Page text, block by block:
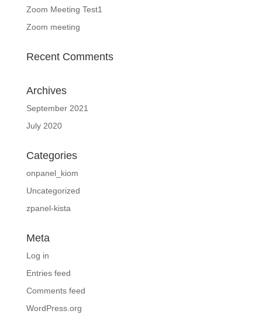
Zoom Meeting Test1
Zoom meeting
Recent Comments
Archives
September 2021
July 2020
Categories
onpanel_kiom
Uncategorized
zpanel-kista
Meta
Log in
Entries feed
Comments feed
WordPress.org